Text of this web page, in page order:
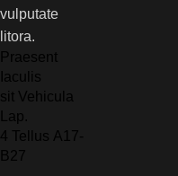
vulputate
litora.
Praesent
Iaculis
sit Vehicula
Lap.
4 Tellus A17-
B27